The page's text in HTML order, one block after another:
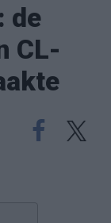
de
CL-